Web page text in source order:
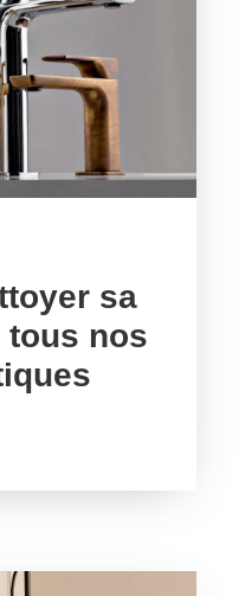
sa
nos